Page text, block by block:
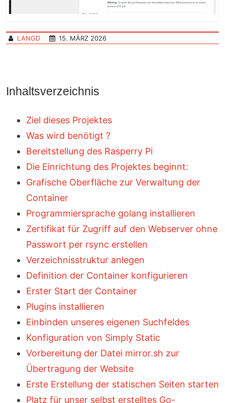
LANGD 15. MÄRZ 2026
Inhaltsverzeichnis
Ziel dieses Projektes
Was wird benötigt ?
Bereitstellung des Rasperry Pi
Die Einrichtung des Projektes beginnt:
Grafische Oberfläche zur Verwaltung der
Container
Programmiersprache golang installieren
Zertifikat für Zugriff auf den Webserver ohne
Passwort per rsync erstellen
Verzeichnisstruktur anlegen
Definition der Container konfigurieren
Erster Start der Container
Plugins installieren
Einbinden unseres eigenen Suchfeldes
Konfiguration von Simply Static
Vorbereitung der Datei mirror.sh zur
Übertragung der Website
Erste Erstellung der statischen Seiten starten
Platz für unser selbst erstelltes Go-